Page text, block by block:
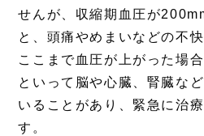
せんが、収縮期血圧が
と、頭痛やめまいなどの不
ここまで血圧が上がった場
といって脳や心臓、腎臓な
いることがあり、緊急に治
す。